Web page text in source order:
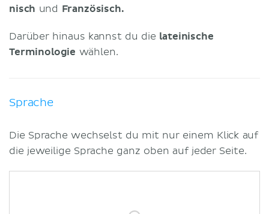
nisch und Französisch.
Darüber hinaus kannst du die lateinische
Terminologie wählen.
Sprache
Die Sprache wechselst du mit nur einem Klick auf
die jeweilige Sprache ganz oben auf jeder Seite.